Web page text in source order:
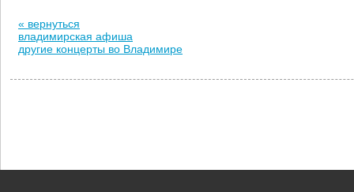
« вернуться
владимирская афиша
другие концерты во Владимире